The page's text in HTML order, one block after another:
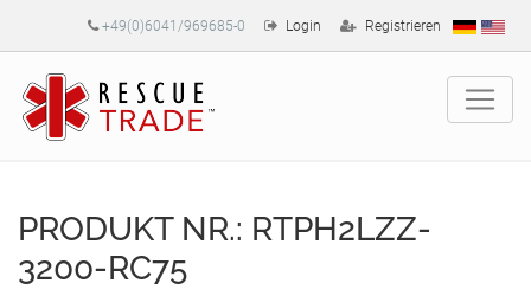
+49(0)6041/969685-0 Login Registrieren
PRODUKT NR.: RTPH2LZZ-
3200-RC75